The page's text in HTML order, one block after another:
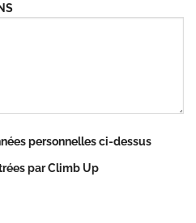
personnelles ci-dessus
par Climb Up